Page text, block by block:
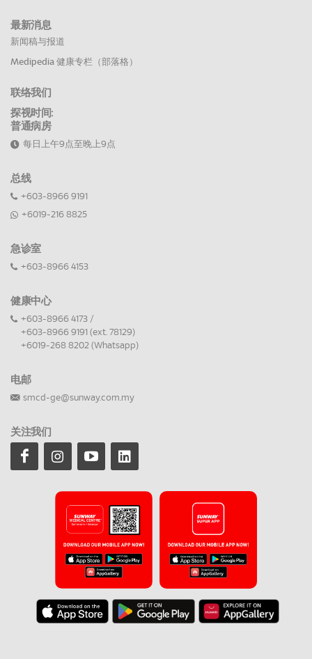
最新消息
新闻稿与报道
Medipedia 健康专栏（部落格）
联络我们
探视时间:
普通病房
每日上午9点至晚上9点
总线
+603-8966 9191
+6019-216 8825
急诊室
+603-8966 4153
健康中心
+603-8966 4173 /
+603-8966 9191 (ext. 78129)
+6019-268 8202 (Whatsapp)
电邮
smcd-ge@sunway.com.my
关注我们